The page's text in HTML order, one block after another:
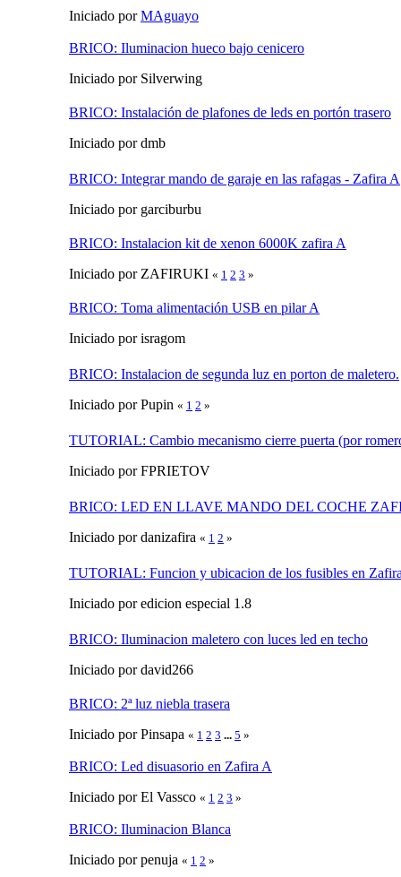
Iniciado porMAguayo
BRICO: Iluminacion hueco bajo cenicero
Iniciado por Silverwing
BRICO: Instalación de plafones de leds en portón trasero
Iniciado por dmb
BRICO: Integrar mando de garaje en las rafagas - Zafira A
Iniciado por garciburbu
BRICO: Instalacion kit de xenon 6000K zafira A
Iniciado por ZAFIRUKI « 1 2 3 »
BRICO: Toma alimentación USB en pilar A
Iniciado por isragom
BRICO: Instalacion de segunda luz en porton de maletero.
Iniciado por Pupin « 1 2 »
TUTORIAL: Cambio mecanismo cierre puerta (por
Iniciado por FPRIETOV
BRICO: LED EN LLAVE MANDO DEL COCHE
Iniciado por danizafira « 1 2 »
TUTORIAL: Funcion y ubicacion de los fusibles en
Iniciado por edicion especial 1.8
BRICO: Iluminacion maletero con luces led en techo
Iniciado por david266
BRICO: 2ª luz niebla trasera
Iniciado por Pinsapa « 1 2 3 ... 5 »
BRICO: Led disuasorio en Zafira A
Iniciado por El Vassco « 1 2 3 »
BRICO: Iluminacion Blanca
Iniciado por penuja « 1 2 »